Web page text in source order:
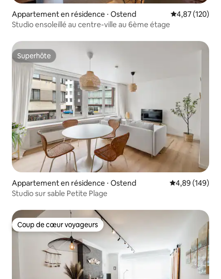
Appartement en résidence ⋅ Ostend Évaluation
4,87 (120)
Studio ensoleillé au centre-ville au 6ème étage
Superhôte
Superhôte
Appartement en résidence ⋅ Ostend Évaluation
4,89 (149)
Studio sur sable Petite Plage
Coup de cœur voyageurs
Coup de cœur voyageurs